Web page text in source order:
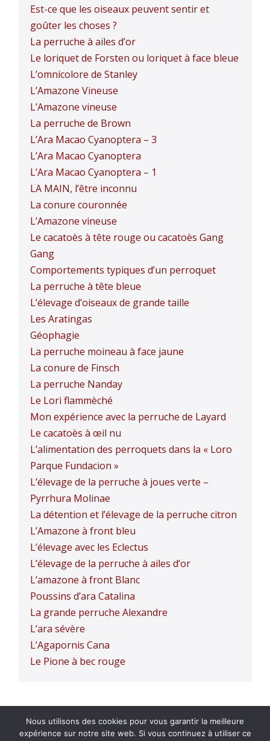
Est-ce que les oiseaux peuvent sentir et
goûter les choses ?
La perruche à ailes d’or
Le loriquet de Forsten ou loriquet à face bleue
L’omnicolore de Stanley
L’Amazone Vineuse
L’Amazone vineuse
La perruche de Brown
L’Ara Macao Cyanoptera – 3
L’Ara Macao Cyanoptera
L’Ara Macao Cyanoptera – 1
LA MAIN, l’être inconnu
La conure couronnée
L’Amazone vineuse
Le cacatoès à tête rouge ou cacatoès Gang
Gang
Comportements typiques d’un perroquet
La perruche à tête bleue
L’élevage d’oiseaux de grande taille
Les Aratingas
Géophagie
La perruche moineau à face jaune
La conure de Finsch
La perruche Nanday
Le Lori flammèché
Mon expérience avec la perruche de Layard
Le cacatoès à œil nu
L’alimentation des perroquets dans la « Loro
Parque Fundacion »
L’élevage de la perruche à joues verte –
Pyrrhura Molinae
La détention et l’élevage de la perruche citron
L’Amazone à front bleu
L’élevage avec les Eclectus
L’élevage de la perruche à ailes d’or
L’amazone à front Blanc
Poussins d’ara Catalina
La grande perruche Alexandre
L’ara sévère
L’Agapornis Cana
Le Pione à bec rouge
Confidentialité
Nous utilisons des cookies pour vous garantir la meilleure
expérience sur notre site web. Si vous continuez à utiliser ce